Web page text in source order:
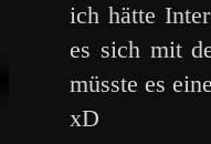
ich hätte
es sich mit
müsste es
xD